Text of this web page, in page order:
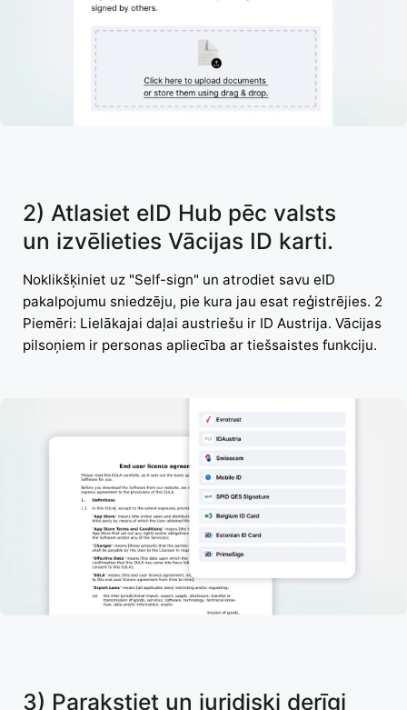
2) Atlasiet eID Hub pēc valsts
un izvēlieties Vācijas ID karti.
Noklikšķiniet uz "Self-sign" un atrodiet savu eID
pakalpojumu sniedzēju, pie kura jau esat reģistrējies. 2
Piemēri: Lielākajai daļai austriešu ir ID Austrija. Vācijas
pilsoņiem ir personas apliecība ar tiešsaistes funkciju.
3) Parakstiet un juridiski derīgi